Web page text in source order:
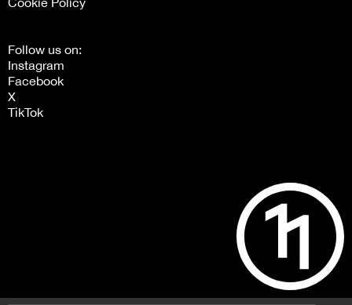
Follow us on:
Instagram
Facebook
X
TikTok